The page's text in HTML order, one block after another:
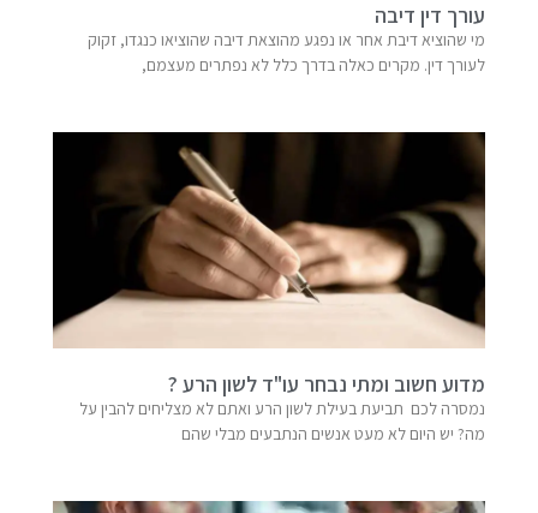
עורך דין דיבה
מי שהוציא דיבת אחר או נפגע מהוצאת דיבה שהוציאו כנגדו, זקוק
לעורך דין. מקרים כאלה בדרך כלל לא נפתרים מעצמם,
מדוע חשוב ומתי נבחר עו"ד לשון הרע ?
נמסרה לכם תביעת בעילת לשון הרע ואתם לא מצליחים להבין על
מה? יש היום לא מעט אנשים הנתבעים מבלי שהם